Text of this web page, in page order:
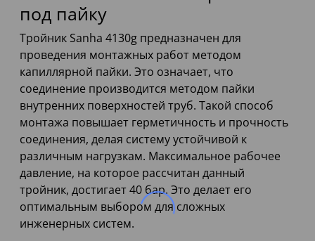
под пайку
Тройник Sanha 4130g предназначен для
проведения монтажных работ методом
капиллярной пайки. Это означает, что
соединение производится методом пайки
внутренних поверхностей труб. Такой способ
монтажа повышает герметичность и прочность
соединения, делая систему устойчивой к
различным нагрузкам. Максимальное рабочее
давление, на которое рассчитан данный
тройник, достигает 40 бар. Это делает его
оптимальным выбором для сложных
инженерных систем.